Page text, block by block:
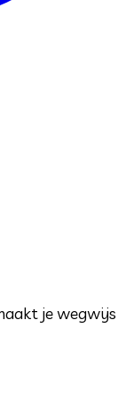
je wegwijs